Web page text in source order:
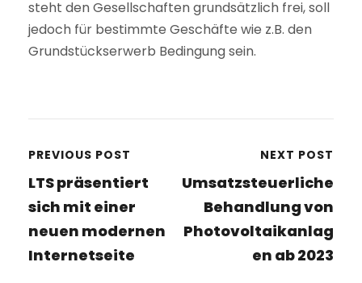
steht den Gesellschaften grundsätzlich frei, soll
jedoch für bestimmte Geschäfte wie z.B. den
Grundstückserwerb Bedingung sein.
PREVIOUS POST
LTS präsentiert
sich mit einer
neuen modernen
Internetseite
NEXT POST
Umsatzsteuerliche
Behandlung von
Photovoltaikanlag
en ab 2023